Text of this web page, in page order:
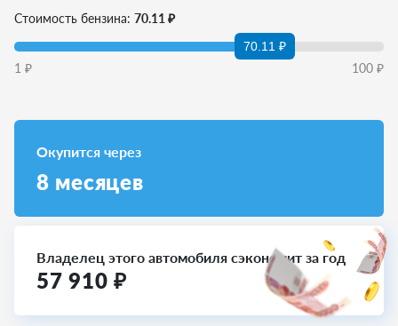
Стоимость бензина: 70.11 ₽
70.11 ₽
1 ₽ 100 ₽
Окупится через
8 месяцев
Владелец этого автомобиля сэкономит за год
57 910 ₽